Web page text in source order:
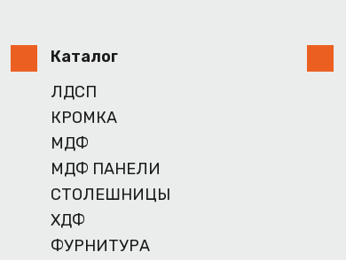
Каталог
ЛДСП
КРОМКА
МДФ
МДФ ПАНЕЛИ
СТОЛЕШНИЦЫ
ХДФ
ФУРНИТУРА